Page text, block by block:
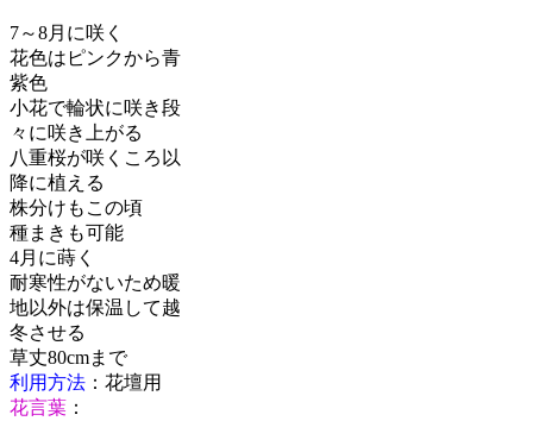
7～8月に咲く
花色はピンクから青
紫色
小花で輪状に咲き段
々に咲き上がる
八重桜が咲くころ以
降に植える
株分けもこの頃
種まきも可能
4月に蒔く
耐寒性がないため暖
地以外は保温して越
冬させる
草丈80cmまで
利用方法 ：花壇用
花言葉 ：